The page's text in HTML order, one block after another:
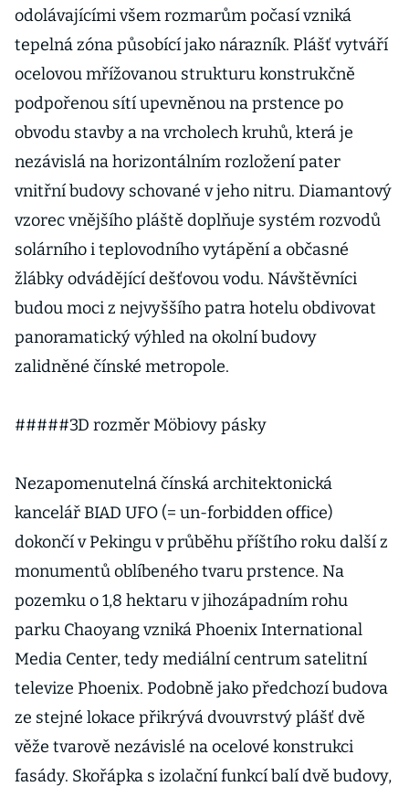
odolávajícími všem rozmarům počasí vzniká
tepelná zóna působící jako nárazník. Plášť vytváří
ocelovou mřížovanou strukturu konstrukčně
podpořenou sítí upevněnou na prstence po
obvodu stavby a na vrcholech kruhů, která je
nezávislá na horizontálním rozložení pater
vnitřní budovy schované v jeho nitru. Diamantový
vzorec vnějšího pláště doplňuje systém rozvodů
solárního i teplovodního vytápění a občasné
žlábky odvádějící dešťovou vodu. Návštěvníci
budou moci z nejvyššího patra hotelu obdivovat
panoramatický výhled na okolní budovy
zalidněné čínské metropole.
#####3D rozměr Möbiovy pásky
Nezapomenutelná čínská architektonická
kancelář BIAD UFO (= un-forbidden office)
dokončí v Pekingu v průběhu příštího roku další z
monumentů oblíbeného tvaru prstence. Na
pozemku o 1,8 hektaru v jihozápadním rohu
parku Chaoyang vzniká Phoenix International
Media Center, tedy mediální centrum satelitní
televize Phoenix. Podobně jako předchozí budova
ze stejné lokace přikrývá dvouvrstvý plášť dvě
věže tvarově nezávislé na ocelové konstrukci
fasády. Skořápka s izolační funkcí balí dvě budovy,